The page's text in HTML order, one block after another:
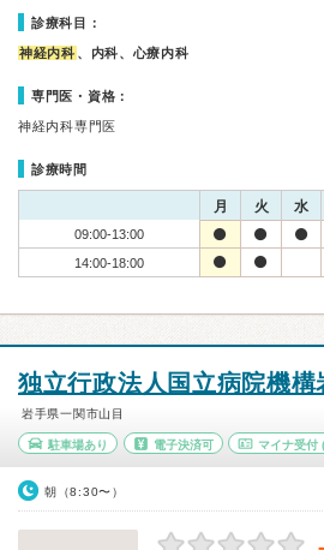
診療科目：
神経内科 、内科、心療内科
専門医・資格：
神経内科専門医
診療時間
月 火 水
09:00-13:00
14:00-18:00
独立行政法人国立病院機構
岩手県一関市山目
駐車場あり 電子決済可 マイナ受付
朝（8:30〜）